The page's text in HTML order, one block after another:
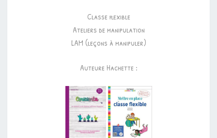
Classe flexible
Ateliers de manipulation
LAM (leçons à manipuler)
Auteure Hachette :